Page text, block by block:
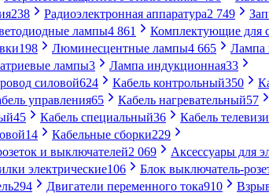
238 Радиоэлектронная аппаратура2 749
лампы4 861 Комплектующие для
198 Люминесцентные лампы4 665 Лампа
лампы3 Лампа индукционная33
силовой624 Кабель контрольный350
управления65 Кабель нагревательный57
45 Кабель специальный36 Кабель
14 Кабельные сборки229
и выключателей2 069 Аксессуары для
электрические106 Блок выключатель-
294 Двигатели переменного тока910